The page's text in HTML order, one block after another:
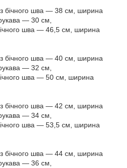
бічного шва — 38 см, ширина
— 30 см,
шва — 46,5 см, ширина
бічного шва — 40 см, ширина
— 32 см,
шва — 50 см, ширина
бічного шва — 42 см, ширина
— 34 см,
шва — 53,5 см, ширина
бічного шва — 44 см, ширина
— 36 см,